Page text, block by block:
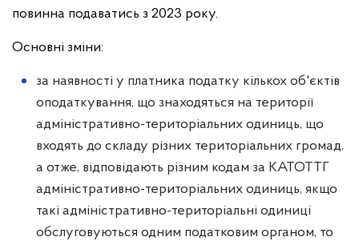
повинна подаватись з 2023 року.
Основні зміни:
за наявності у платника податку кількох об'єктів
оподаткування, що знаходяться на території
адміністративно-територіальних одиниць, що
входять до складу різних територіальних громад,
а отже, відповідають різним кодам за КАТОТТГ
адміністративно-територіальних одиниць, якщо
такі адміністративно-територіальні одиниці
обслуговуються одним податковим органом, то